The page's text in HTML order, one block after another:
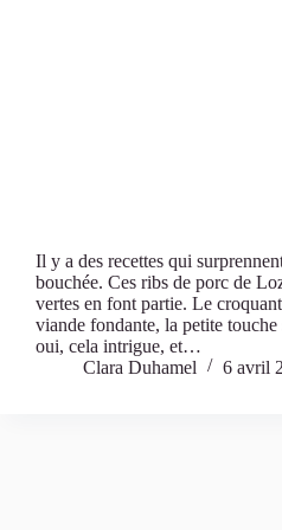
Il y a des recettes qui
bouchée. Ces ribs de porc de
vertes en font partie. Le
viande fondante, la petite
oui, cela intrigue, et…
Clara Duhamel
6 avril